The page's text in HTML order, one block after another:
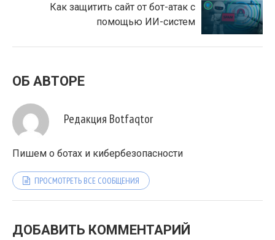
Как защитить сайт от бот-атак с
помощью ИИ-систем
ОБ АВТОРЕ
Редакция Botfaqtor
Пишем о ботах и кибербезопасности
ПРОСМОТРЕТЬ ВСЕ СООБЩЕНИЯ
ДОБАВИТЬ КОММЕНТАРИЙ